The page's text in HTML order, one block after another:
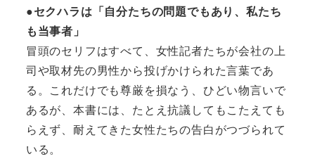
●セクハラは「自分たちの問題でもあり、私たち
も当事者」
冒頭のセリフはすべて、女性記者たちが会社の上
司や取材先の男性から投げかけられた言葉であ
る。これだけでも尊厳を損なう、ひどい物言いで
あるが、本書には、たとえ抗議してもこたえても
らえず、耐えてきた女性たちの告白がつづられて
いる。